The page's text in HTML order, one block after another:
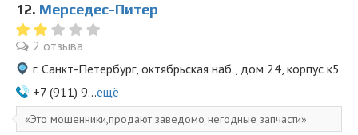
12. Мерседес-Питер
2 отзыва
г. Санкт-Петербург, октябрьская наб., дом 24, корпус к5
+7 (911) 9...ещё
Это мошенники,продают заведомо негодные запчасти